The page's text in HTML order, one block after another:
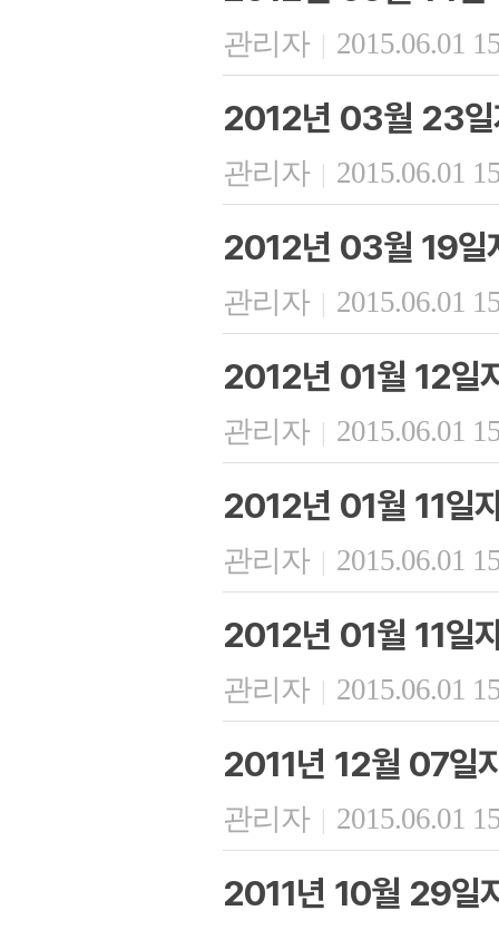
관리자 | 2015.06.01
2012년 03월 23일
관리자 | 2015.06.01
2012년 03월 19일
관리자 | 2015.06.01
2012년 01월 12일
관리자 | 2015.06.01
2012년 01월 11일
관리자 | 2015.06.01
2012년 01월 11일
관리자 | 2015.06.01
2011년 12월 07일
관리자 | 2015.06.01
2011년 10월 29일